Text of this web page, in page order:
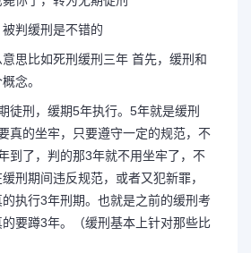
判缓刑是不错的
思比如死刑缓刑三年 首先，缓刑和
念。
徒刑，缓期5年执行。5年就是缓刑
真的坐牢，只要遵守一定的规范，不
到了，判的那3年就不用坐牢了，不
刑期间违反规范，或者又犯新罪，
执行3年刑期。也就是之前的缓刑考
要蹲3年。（缓刑基本上针对那些比